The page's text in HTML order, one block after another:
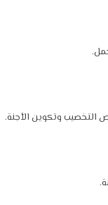
التخصيب وتكوين الأجنة.